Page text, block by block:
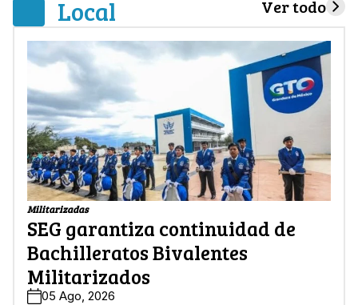
Local Ver todo
Militarizadas
SEG garantiza continuidad de
Bachilleratos Bivalentes
Militarizados
05 Ago, 2026